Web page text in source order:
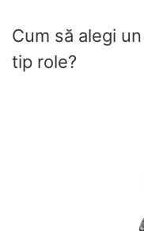
Cum să alegi
tip role?